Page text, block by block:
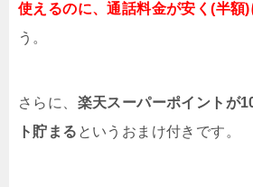
使えるのに、通話料金が安く(半額)
う。
さらに、 楽天スーパーポイントが
ト貯まる というおまけ付きです。